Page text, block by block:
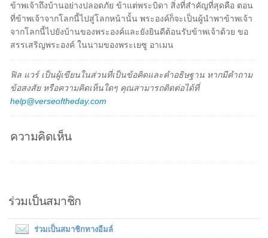
ข้าพเจ้าถึงบ้านอย่างปลอดภัย ข้าแต่พระบิดา สิ่งที่สำคัญที่สุดคือ ตอน
ที่ข้าพเจ้าจากโลกนี้ไปสู่โลกหน้านั้น พระองค์ก็จะเป็นผู้นำพาข้าพเจ้า
จากโลกนี้ไปยังบ้านของพระองค์และยังยินดีต้อนรับข้าพเจ้าด้วย ขอ
สรรเสริญพระองค์ ในนามของพระเยซู อาเมน
ฟิล แวร์ เป็นผู้เขียนในส่วนที่เป็นข้อคิดและคำอธิษฐาน หากมีคำถาม
ข้อสงสัย หรือความคิดเห็นใดๆ คุณสามารถติดต่อได้ที่
help@verseoftheday.com
ความคิดเห็น
ร่วมเป็นสมาชิก
ร่วมเป็นสมาชิกทางอีมล์